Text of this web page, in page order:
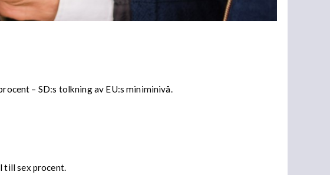
– SD:s tolkning av EU:s miniminivå.
till sex procent.